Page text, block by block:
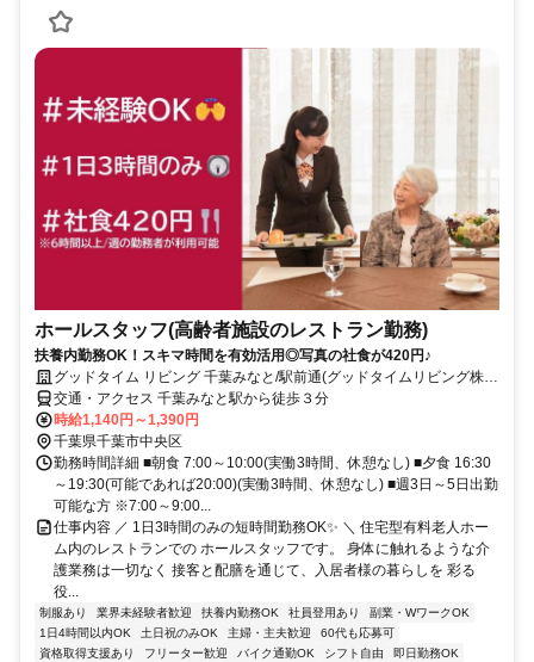
ホールスタッフ(高齢者施設のレストラン勤務)
扶養内勤務OK！スキマ時間を有効活用◎写真の社食が420円♪
グッドタイム リビング 千葉みなと/駅前通(グッドタイムリビング株式
会社)
交通・アクセス 千葉みなと駅から徒歩３分
時給1,140円～1,390円
千葉県千葉市中央区
勤務時間詳細 ■朝食 7:00～10:00(実働3時間、休憩なし) ■夕食 16:30
～19:30(可能であれば20:00)(実働3時間、休憩なし) ■週3日～5日出勤
可能な方 ※7:00～9:00...
仕事内容 ／ 1日3時間のみの短時間勤務OK✨ ＼ 住宅型有料老人ホー
ム内のレストランでの ホールスタッフです。 身体に触れるような介
護業務は一切なく 接客と配膳を通じて、入居者様の暮らしを 彩る
役...
制服あり 業界未経験者歓迎 扶養内勤務OK 社員登用あり
副業・WワークOK
1日4時間以内OK
土日祝のみOK 主婦・主夫歓迎
60代も応募可
資格取得支援あり
フリーター歓迎 バイク通勤OK シフト自由
即日勤務OK